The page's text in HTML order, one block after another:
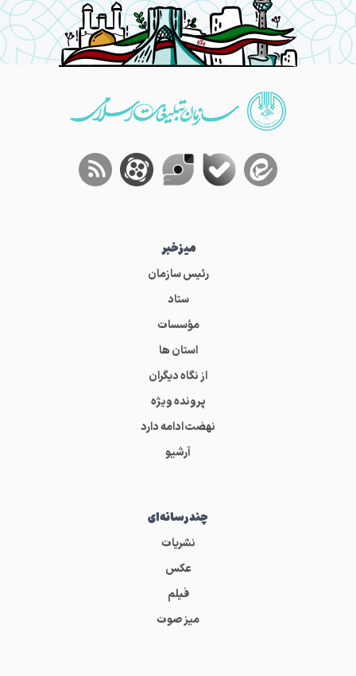
میز‌خبر
رئیس سازمان
ستاد
مؤسسات
استان ها
از نگاه دیگران
پرونده ویژه
نهضت ادامه دارد
آرشیو
چندرسانه‌ای
نشریات
عکس
فیلم
میز صوت